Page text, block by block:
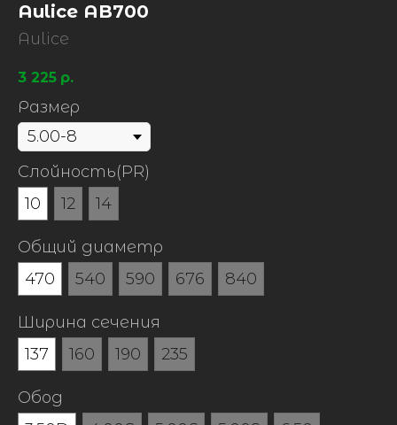
Aulice AB700
Aulice
3 225 р.
Размер
Слойность(PR)
10
12 14
Общий диаметр
470
540 590 676 840
Ширина сечения
137
160 190 235
Обод